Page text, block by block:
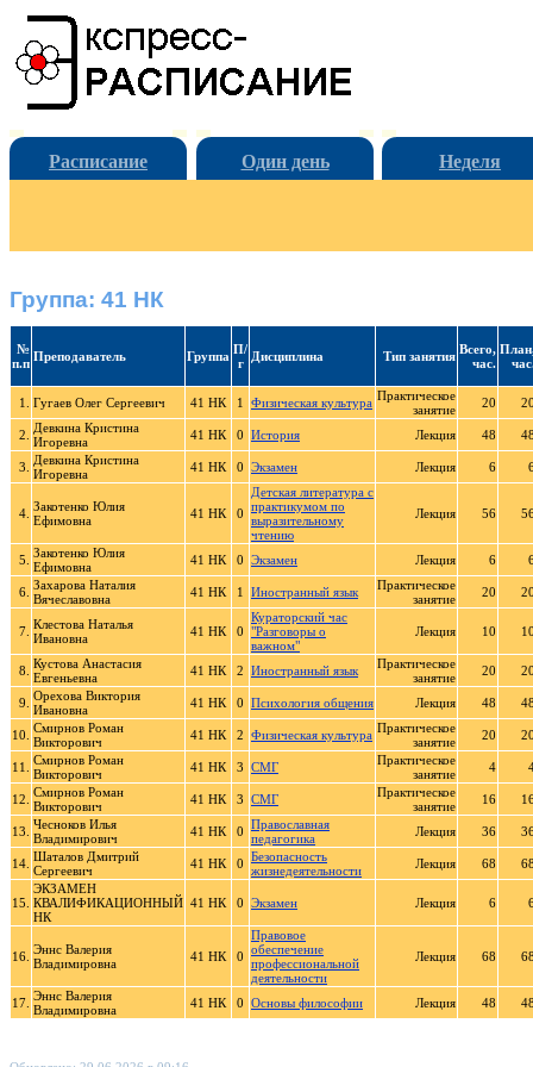
Расписание Один день Неделя
Группа: 41 НК
№
п.п Преподаватель Группа П/
г
Дисциплина Тип занятия Всего,
час.
1. Гугаев Олег Сергеевич 41 НК 1 Физическая культура Практическое
занятие
20
2.
Девкина Кристина
Игоревна
41 НК 0 История Лекция 48
3.
Девкина Кристина
Игоревна
41 НК 0 Экзамен Лекция 6
4. Закотенко Юлия
Ефимовна
41 НК 0
Детская литература с
практикумом по
выразительному
чтению
Лекция 56
5. Закотенко Юлия
Ефимовна
41 НК 0 Экзамен Лекция 6
6. Захарова Наталия
Вячеславовна
41 НК 1 Иностранный язык
Практическое
занятие
20
7. Клестова Наталья
Ивановна
41 НК 0
Кураторский час
"Разговоры о
важном"
Лекция 10
8. Кустова Анастасия
Евгеньевна
41 НК 2 Иностранный язык
Практическое
занятие
20
9. Орехова Виктория
Ивановна
41 НК 0 Психология общения Лекция 48
10. Смирнов Роман
Викторович
41 НК 2 Физическая культура Практическое
занятие
20
11.
Смирнов Роман
Викторович
41 НК 3 СМГ
Практическое
занятие
4
12. Смирнов Роман
Викторович
41 НК 3 СМГ
Практическое
занятие
16
13. Чесноков Илья
Владимирович
41 НК 0 Православная
педагогика
Лекция 36
14. Шаталов Дмитрий
Сергеевич
41 НК 0 Безопасность
жизнедеятельности
Лекция 68
15.
ЭКЗАМЕН
КВАЛИФИКАЦИОННЫЙ
НК
41 НК 0 Экзамен Лекция 6
16. Эннс Валерия
Владимировна
41 НК 0
Правовое
обеспечение
профессиональной
деятельности
Лекция 68
17. Эннс Валерия
Владимировна
41 НК 0 Основы философии Лекция 48